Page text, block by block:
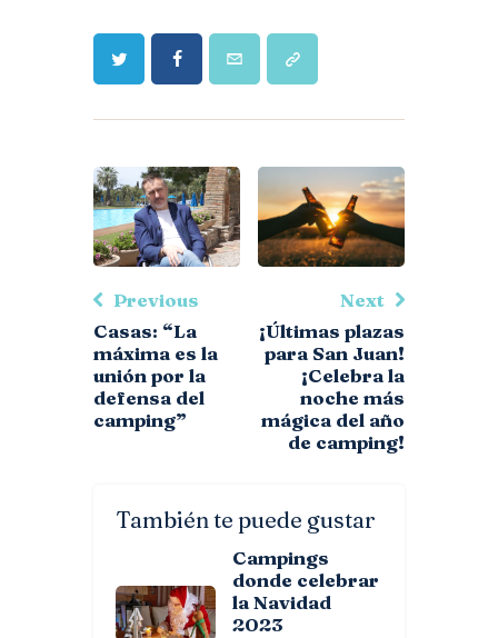
Previous
Casas: “La
máxima es la
unión por la
defensa del
camping”
Next
¡Últimas plazas
para San Juan!
¡Celebra la
noche más
mágica del año
de camping!
También te puede gustar
Campings
donde celebrar
la Navidad
2023